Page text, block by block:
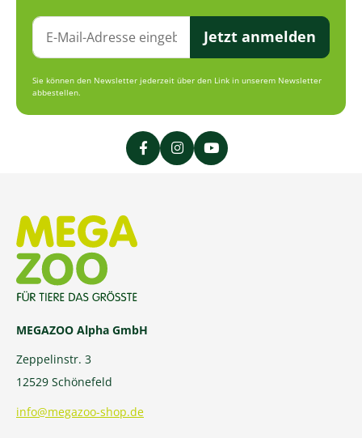
Jetzt anmelden
Sie können den Newsletter jederzeit über den Link in unserem Newsletter
abbestellen.
MEGAZOO Alpha GmbH
Zeppelinstr. 3
12529 Schönefeld
info@megazoo-shop.de